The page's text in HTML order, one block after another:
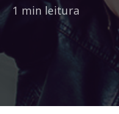
1 min leitura